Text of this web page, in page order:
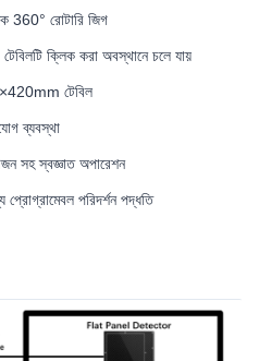
360° রোটারি জিগ
ক্লিক করা অবস্থানে চলে যায়
টেবিল
ব্যবস্থা
সহ স্বজ্ঞাত অপারেশন
প্রোগ্রামেবল পরিদর্শন পদ্ধতি